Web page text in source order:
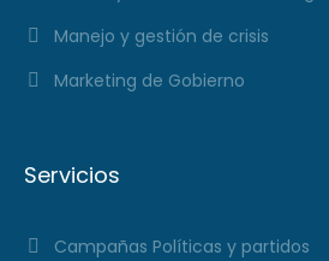
Manejo y gestión de crisis
Marketing de Gobierno
Servicios
Campañas Políticas y partidos